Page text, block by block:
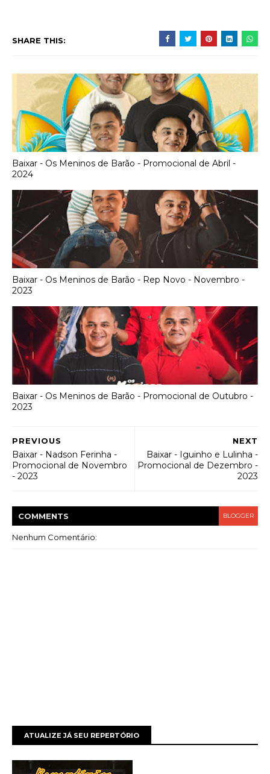
SHARE THIS:
Baixar - Os Meninos de Barão - Promocional de Abril -
2024
Baixar - Os Meninos de Barão - Rep Novo - Novembro -
2023
Baixar - Os Meninos de Barão - Promocional de Outubro -
2023
NEXT
Baixar - Iguinho e Lulinha -
Promocional de Dezembro -
2023
PREVIOUS
Baixar - Nadson Ferinha -
Promocional de Novembro
- 2023
COMMENTS BLOGGER
Nenhum Comentário:
ATUALIZE JÁ SEU REPERTÓRIO